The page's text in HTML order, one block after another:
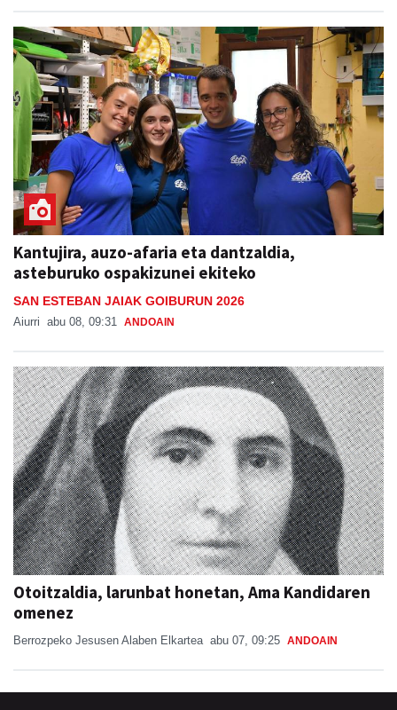
Kantujira, auzo-afaria eta dantzaldia,
asteburuko ospakizunei ekiteko
SAN ESTEBAN JAIAK GOIBURUN 2026
Aiurri abu 08, 09:31 ANDOAIN
Otoitzaldia, larunbat honetan, Ama Kandidaren
omenez
Berrozpeko Jesusen Alaben Elkartea abu 07, 09:25 ANDOAIN